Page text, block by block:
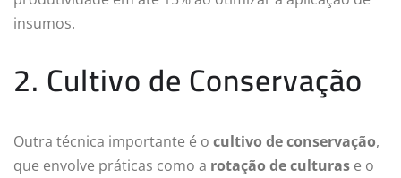
insumos.
2. Cultivo de Conservação
Outra técnica importante é o cultivo de conservação,
que envolve práticas como a rotação de culturas e o